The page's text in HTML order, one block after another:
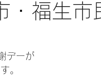
・福生市
デーが
。